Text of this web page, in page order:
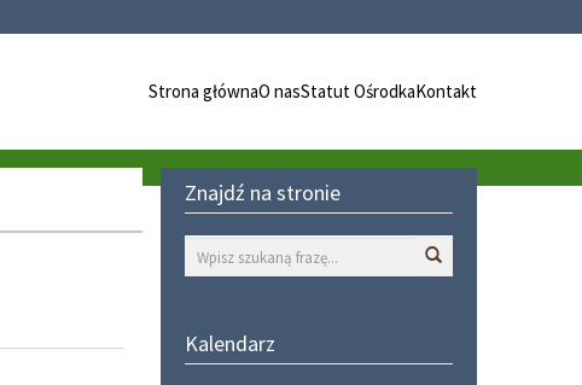
Strona głównaO nasStatut OśrodkaKontakt
Znajdź na stronie
Kalendarz